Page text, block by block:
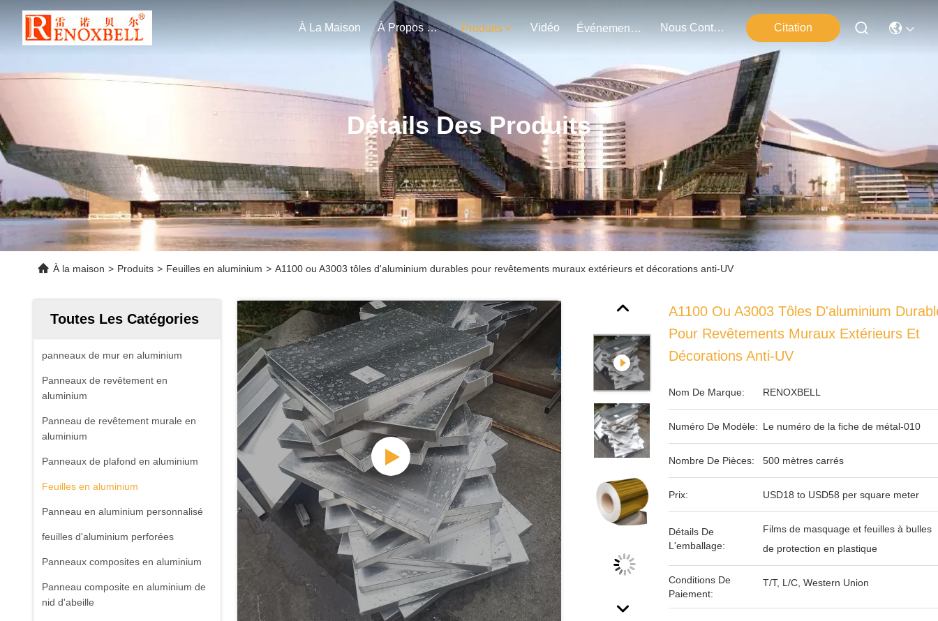
À La Maison À Propos De Nous Produits Vidéo Événements Nous Contacter Citation
Détails Des Produits
À la maison > Produits > Feuilles en aluminium > A1100 ou A3003 tôles d'aluminium durables pour revêtements muraux extérieurs et décorations anti-UV
Toutes Les Catégories
panneaux de mur en aluminium
Panneaux de revêtement en
aluminium
Panneau de revêtement murale en
aluminium
Panneaux de plafond en aluminium
Feuilles en aluminium
Panneau en aluminium personnalisé
feuilles d'aluminium perforées
Panneaux composites en aluminium
Panneau composite en aluminium de
nid d'abeille
A1100 Ou A3003 Tôles D'aluminium
Pour Revêtements Muraux Extérieurs Et
Décorations Anti-UV
Nom De Marque: RENOXBELL
Numéro De Modèle: Le numéro de la fiche de métal-010
Nombre De Pièces: 500 mètres carrés
Prix: USD18 to USD58 per square meter
Détails De
L'emballage:
Films de masquage et feuilles à bulles
de protection en plastique
Conditions De
Paiement:
T/T, L/C, Western Union